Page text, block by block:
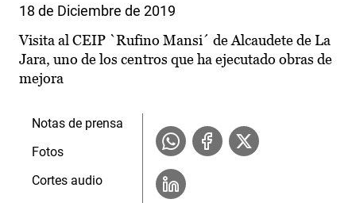
18 de Diciembre de 2019
Visita al CEIP `Rufino Mansi´ de Alcaudete de La
Jara, uno de los centros que ha ejecutado obras de
mejora
Notas de prensa
Fotos
Cortes audio